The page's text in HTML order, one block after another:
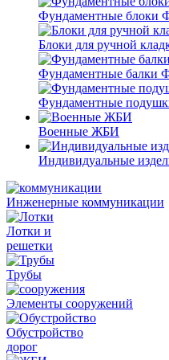
Фундаментные блоки
Блоки для ручной
Фундаментные балки
Фундаментные
Военные ЖБИ
Индивидуальные
Инженерные коммуникации
Лотки и
решетки
Трубы
Элементы сооружений
Обустройство
дорог